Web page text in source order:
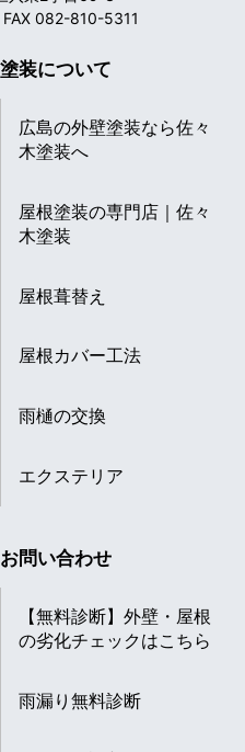
082-810-5311
塗装について
広島の外壁塗装なら佐々
木塗装へ
屋根塗装の専門店｜佐々
木塗装
屋根葺替え
屋根カバー工法
雨樋の交換
エクステリア
お問い合わせ
【無料診断】外壁・屋根
の劣化チェックはこちら
雨漏り無料診断